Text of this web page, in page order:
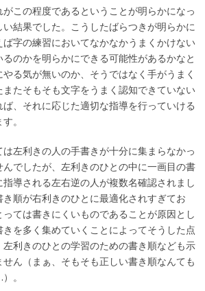
がこの程度であるということが明らかになっ
結果でした。こうしたばらつきが明らかに
字の練習においてなかなかうまくかけない
のかを明らかにできる可能性があるかなと
る気が無いのか、そうではなく手がうまく
たそもそも文字をうまく認知できていない
、それに応じた適切な指導を行っていける
。
左利きの人の手書きが十分に集まらなかっ
でしたが、左利きのひとの中に一画目の書
指導される左右逆の人が複数名確認されまし
順が右利きのひとに最適化されすぎてお
っては書きにくいものであることが原因とし
を多く集めていくことによってそうした点
利きのひとの学習のための書き順なども示
せん（まぁ、そもそも正しい書き順なんても
。